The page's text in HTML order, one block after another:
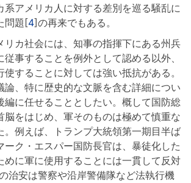
系アメリカ人に対する差別を巡る騒乱に
問題[4]の再来でもある。
カ社会には、知事の指揮下にある州兵
事することを例外として認める以外、
することに対しては強い抵抗がある。
論、特に歴史的な文脈を含む詳細につい
編に任せることとしたい。概して国防総
脳をはじめ、軍そのものは極めて慎重な
。例えば、トランプ大統領第一期目半ば
ーク・エスパー国防長官は、暴徒化した
めに軍に使用することには一貫して反対
治安は警察や沿岸警備隊など法執行機